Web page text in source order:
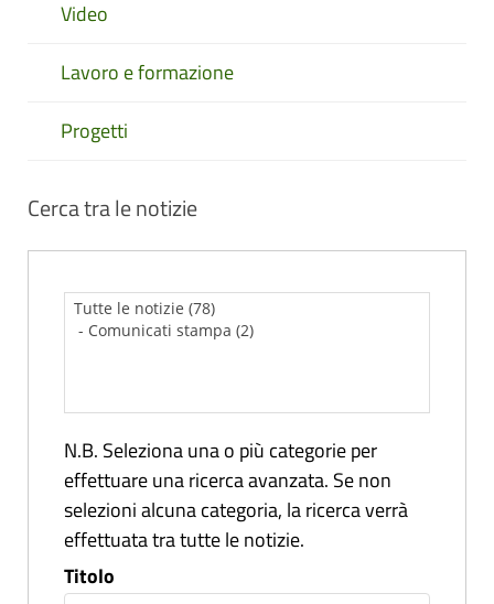
Video
Lavoro e formazione
Progetti
Cerca tra le notizie
N.B. Seleziona una o più categorie per
effettuare una ricerca avanzata. Se non
selezioni alcuna categoria, la ricerca verrà
effettuata tra tutte le notizie.
Titolo